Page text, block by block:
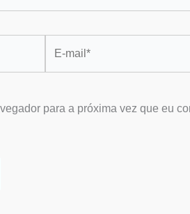
para a próxima vez que eu